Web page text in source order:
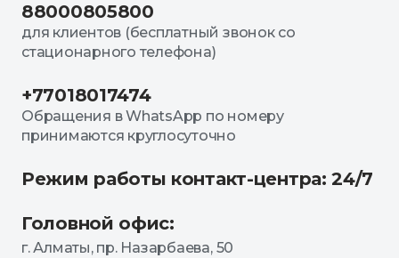
88000805800
для клиентов (бесплатный звонок со
стационарного телефона)
+77018017474
Обращения в WhatsApp по номеру
принимаются круглосуточно
Режим работы контакт-центра: 24/7
Головной офис:
г. Алматы, пр. Назарбаева, 50